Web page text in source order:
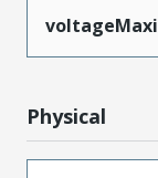
Physical